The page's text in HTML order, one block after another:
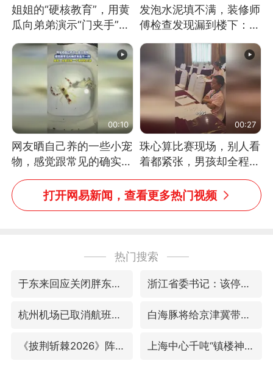
姐姐的“硬核教育”，用黄
瓜向弟弟演示“门夹手”，
网友：果然言传不如身
教！
发泡水泥填不满，装修师
傅检查发现漏到楼下：出
风口未延伸到外墙
00:10
网友晒自己养的一些小宠
物，感觉跟常见的确实有
些不一样
00:27
珠心算比赛现场，别人看
着都紧张，男孩却全程气
定神闲、从容作答，最终
拿下冠军。网友：这淡定
的样子，一看就是有实
打开网易新闻，查看更多热门视频
热门搜索
于东来回应关闭胖东来生活广场店 浙江省委书记：该停下的坚决停下来
杭州机场已取消航班388架次 白海豚将给京津冀带来大暴雨
《披荆斩棘2026》阵容官宣 上海中心千吨“镇楼神器”摆动明显